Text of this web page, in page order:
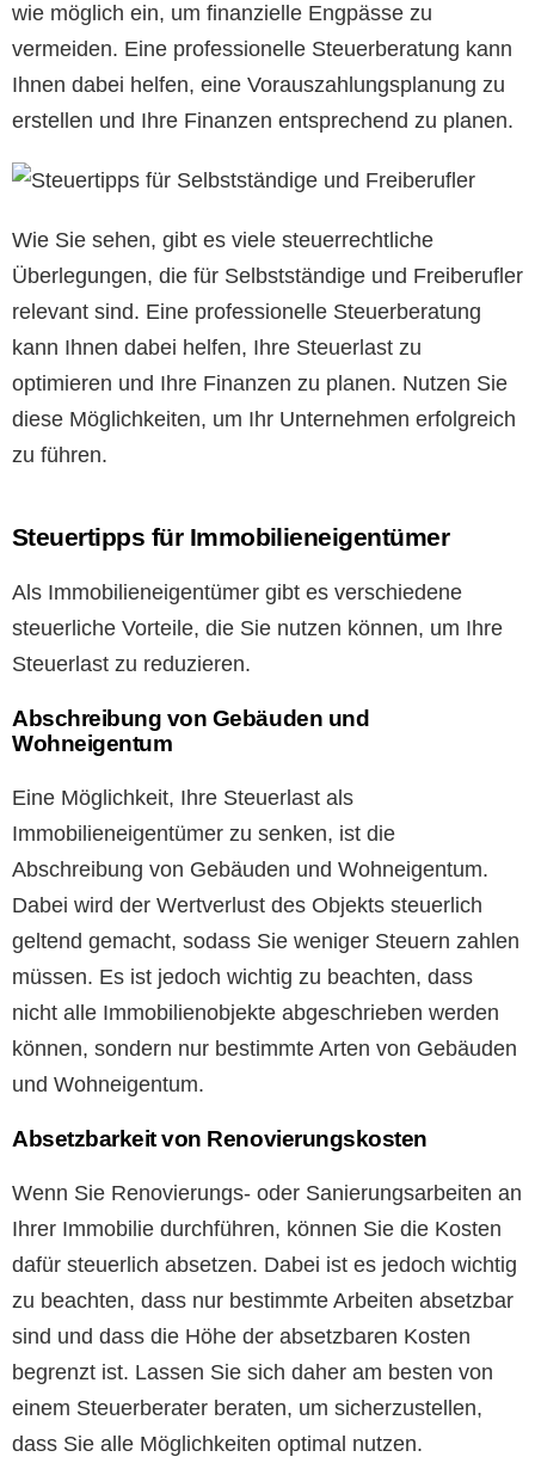
wie möglich ein, um finanzielle Engpässe zu
vermeiden. Eine professionelle Steuerberatung kann
Ihnen dabei helfen, eine Vorauszahlungsplanung zu
erstellen und Ihre Finanzen entsprechend zu planen.
Wie Sie sehen, gibt es viele steuerrechtliche
Überlegungen, die für Selbstständige und Freiberufler
relevant sind. Eine professionelle Steuerberatung
kann Ihnen dabei helfen, Ihre Steuerlast zu
optimieren und Ihre Finanzen zu planen. Nutzen Sie
diese Möglichkeiten, um Ihr Unternehmen erfolgreich
zu führen.
Steuertipps für Immobilieneigentümer
Als Immobilieneigentümer gibt es verschiedene
steuerliche Vorteile, die Sie nutzen können, um Ihre
Steuerlast zu reduzieren.
Abschreibung von Gebäuden und
Wohneigentum
Eine Möglichkeit, Ihre Steuerlast als
Immobilieneigentümer zu senken, ist die
Abschreibung von Gebäuden und Wohneigentum.
Dabei wird der Wertverlust des Objekts steuerlich
geltend gemacht, sodass Sie weniger Steuern zahlen
müssen. Es ist jedoch wichtig zu beachten, dass
nicht alle Immobilienobjekte abgeschrieben werden
können, sondern nur bestimmte Arten von Gebäuden
und Wohneigentum.
Absetzbarkeit von Renovierungskosten
Wenn Sie Renovierungs- oder Sanierungsarbeiten an
Ihrer Immobilie durchführen, können Sie die Kosten
dafür steuerlich absetzen. Dabei ist es jedoch wichtig
zu beachten, dass nur bestimmte Arbeiten absetzbar
sind und dass die Höhe der absetzbaren Kosten
begrenzt ist. Lassen Sie sich daher am besten von
einem Steuerberater beraten, um sicherzustellen,
dass Sie alle Möglichkeiten optimal nutzen.